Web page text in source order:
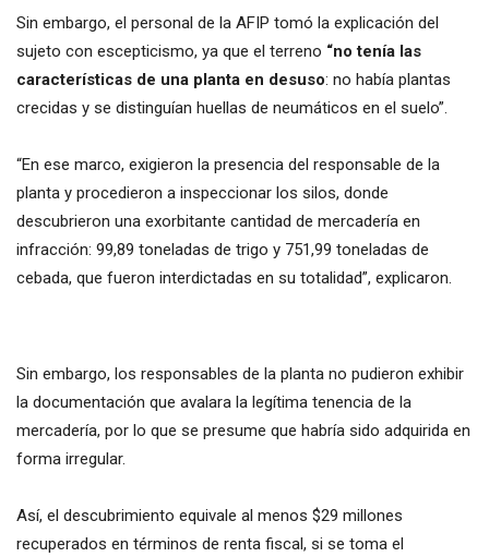
Sin embargo, el personal de la AFIP tomó la explicación del
sujeto con escepticismo, ya que el terreno “no tenía las
características de una planta en desuso: no había plantas
crecidas y se distinguían huellas de neumáticos en el suelo”.
“En ese marco, exigieron la presencia del responsable de la
planta y procedieron a inspeccionar los silos, donde
descubrieron una exorbitante cantidad de mercadería en
infracción: 99,89 toneladas de trigo y 751,99 toneladas de
cebada, que fueron interdictadas en su totalidad”, explicaron.
Sin embargo, los responsables de la planta no pudieron exhibir
la documentación que avalara la legítima tenencia de la
mercadería, por lo que se presume que habría sido adquirida en
forma irregular.
Así, el descubrimiento equivale al menos $29 millones
recuperados en términos de renta fiscal, si se toma el